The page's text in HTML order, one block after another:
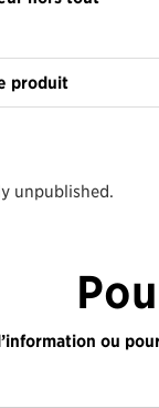
produit
unpublished.
ou